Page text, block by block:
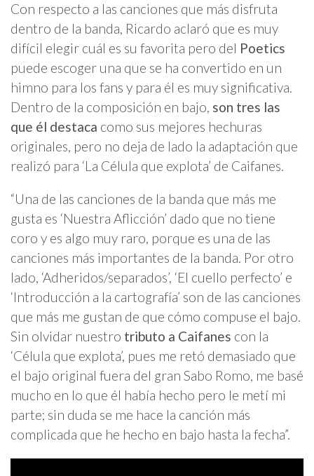
Con respecto a las canciones que más disfruta
dentro de la banda, Ricardo aclaró que es muy
difícil elegir cuál es su favorita pero del Poetics
puede escoger una que se ha convertido en un
himno para los fans y para él es muy significativa.
Dentro de la composición en bajo, son tres las
que él destaca como sus mejores hechuras
originales, pero no deja de lado la adaptación que
realizó para ‘La Célula que explota’ de Caifanes.
“Una de las canciones de la banda que más me
gusta es ‘Nuestra Aflicción’ dado que no tiene
coro y es algo muy raro, porque es una de las
canciones más importantes de la banda. Por otro
lado, ‘Adheridos/separados’, ‘El cuello perfecto’ e
‘Introducción a la cartografía’ son de las canciones
que más me gustan de que cómo compuse el bajo.
Sin olvidar nuestro tributo a Caifanes con la
‘Célula que explota’, pues me retó demasiado que
el bajo original fuera del gran Sabo Romo, me basé
mucho en lo que él había hecho pero le metí mi
parte; sin duda se me hace la canción más
complicada que he hecho en bajo hasta la fecha”.